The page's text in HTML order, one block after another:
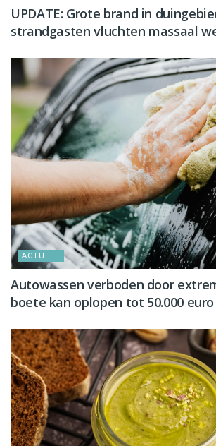
UPDATE: Grote brand in
strandgasten vluchten massaal
ACTUEEL
Autowassen verboden door
boete kan oplopen tot 50.000 euro